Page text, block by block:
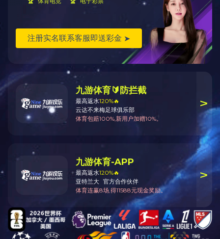
上一篇：深圳-会展中心
Copyright © 2002-2021 爱游戏网页版 版权所有
粤ICP备17094977号